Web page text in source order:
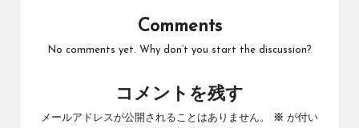
Comments
No comments yet. Why don’t you start the discussion?
コメントを残す
メールアドレスが公開されることはありません。 ※ が付い